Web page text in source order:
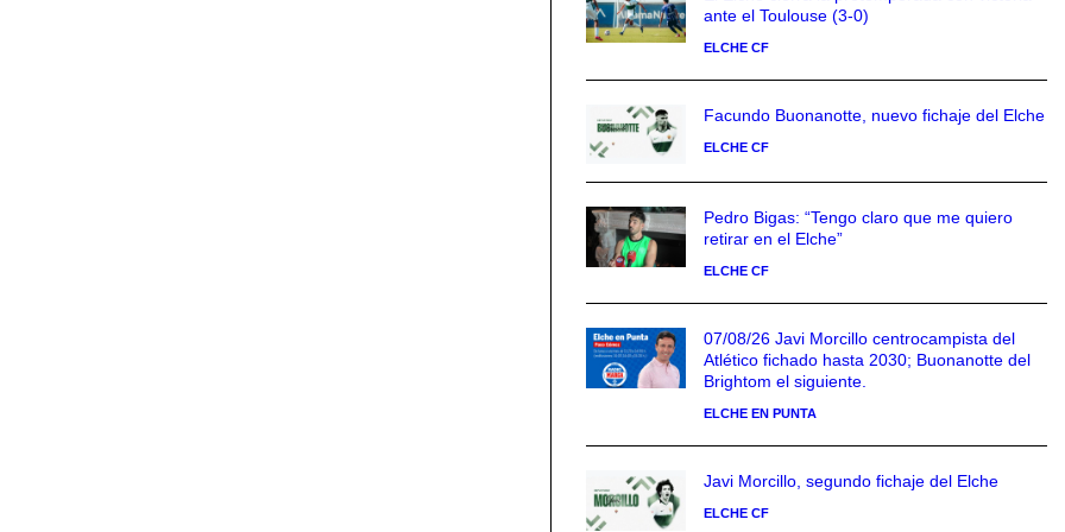
ante el Toulouse (3-0)
ELCHE CF
Facundo Buonanotte, nuevo fichaje del Elche
ELCHE CF
Pedro Bigas: “Tengo claro que me quiero
retirar en el Elche”
ELCHE CF
07/08/26 Javi Morcillo centrocampista del
Atlético fichado hasta 2030; Buonanotte del
Brightom el siguiente.
ELCHE EN PUNTA
Javi Morcillo, segundo fichaje del Elche
ELCHE CF